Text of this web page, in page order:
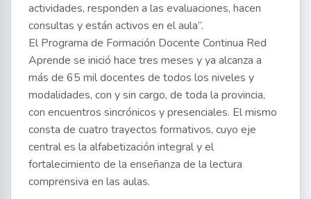
actividades, responden a las evaluaciones, hacen
consultas y están activos en el aula”.
El Programa de Formación Docente Continua Red
Aprende se inició hace tres meses y ya alcanza a
más de 65 mil docentes de todos los niveles y
modalidades, con y sin cargo, de toda la provincia,
con encuentros sincrónicos y presenciales. El mismo
consta de cuatro trayectos formativos, cuyo eje
central es la alfabetización integral y el
fortalecimiento de la enseñanza de la lectura
comprensiva en las aulas.